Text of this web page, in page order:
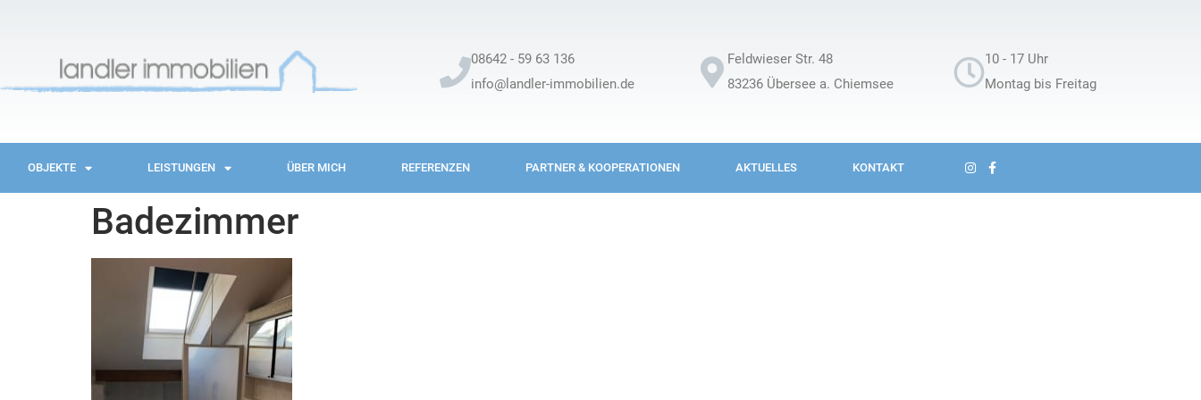
08642 - 59 63 136
info@landler-immobilien.de
Feldwieser Str. 48
83236 Übersee a. Chiemsee
10 - 17 Uhr
Montag bis Freitag
OBJEKTE LEISTUNGEN ÜBER MICH REFERENZEN PARTNER & KOOPERATIONEN AKTUELLES KONTAKT
Badezimmer